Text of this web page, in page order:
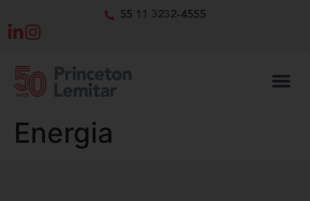
55 11 3232-4555
Energia